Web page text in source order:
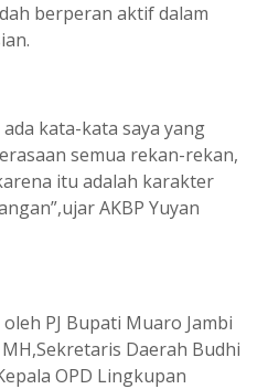
berperan aktif dalam
kata-kata saya yang
semua rekan-rekan,
itu adalah karakter
AKBP Yuyan
PJ Bupati Muaro Jambi
MH,Sekretaris Daerah Budhi
OPD Lingkupan